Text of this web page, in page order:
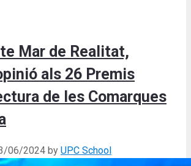
Mar de Realitat,
als 26 Premis
de les Comarques
06/2024 by UPC School